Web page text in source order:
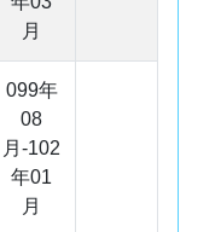
月
099年
08
月-102
年01
月